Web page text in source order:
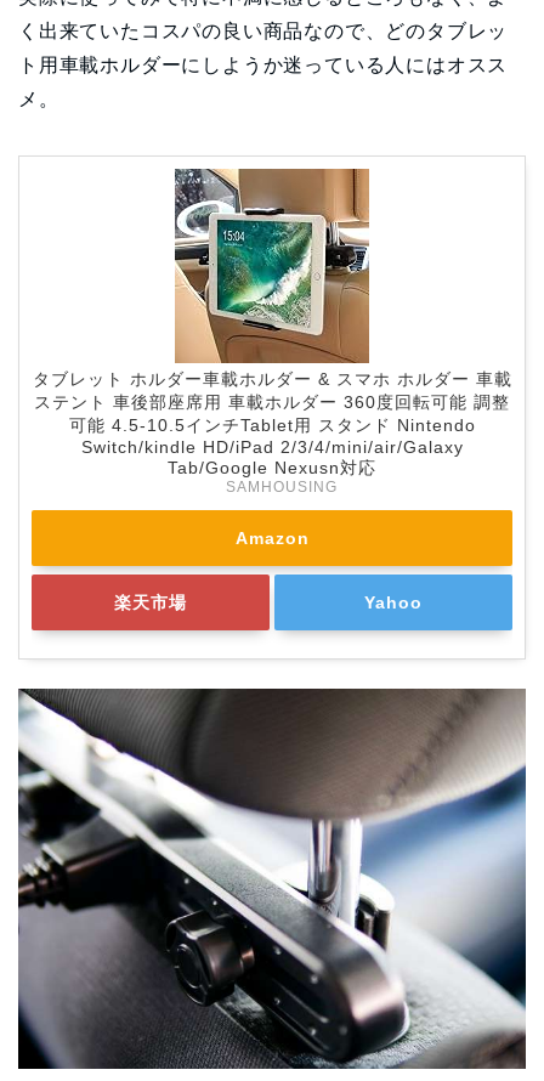
く出来ていたコスパの良い商品なので、どのタブレッ
ト用車載ホルダーにしようか迷っている人にはオスス
メ。
タブレット ホルダー車載ホルダー & スマホ ホルダー 車載
ステント 車後部座席用 車載ホルダー 360度回転可能 調整
可能 4.5-10.5インチTablet用 スタンド Nintendo
Switch/kindle HD/iPad 2/3/4/mini/air/Galaxy
Tab/Google Nexusn対応
SAMHOUSING
Amazon
楽天市場 Yahoo